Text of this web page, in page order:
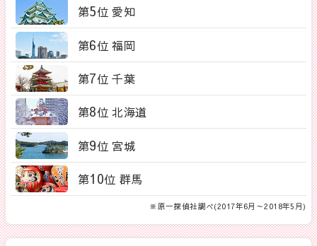
第5位 愛知
第6位 福岡
第7位 千葉
第8位 北海道
第9位 宮城
第10位 群馬
※原一探偵社調べ(2017年6月～2018年5月)